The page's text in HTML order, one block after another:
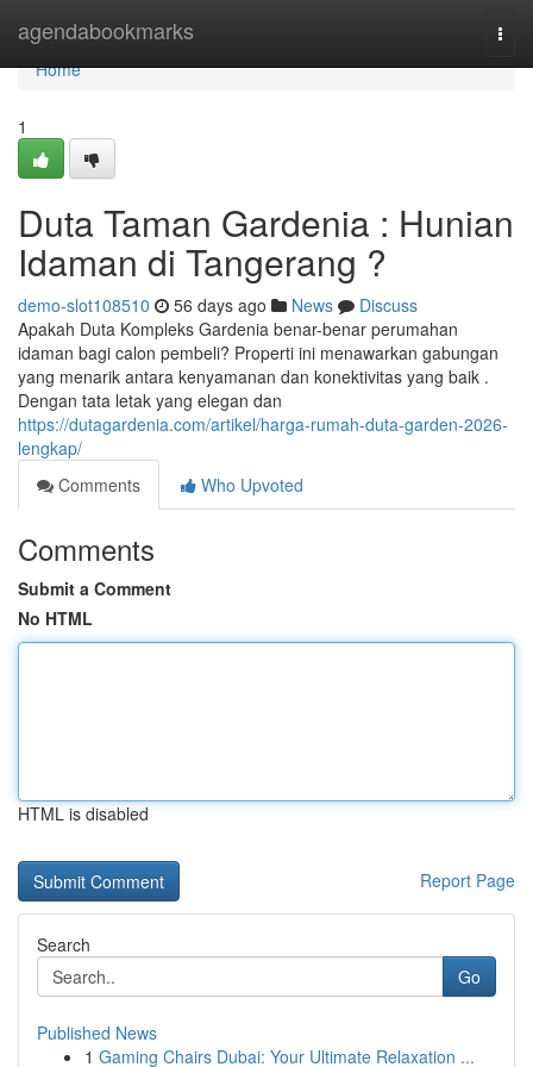
agendabookmarks
Home
Home
1
Duta Taman Gardenia : Hunian
Idaman di Tangerang ?
demo-slot108510 56 days ago News
Discuss
Apakah Duta Kompleks Gardenia benar-benar perumahan
idaman bagi calon pembeli? Properti ini menawarkan gabungan
yang menarik antara kenyamanan dan konektivitas yang baik .
Dengan tata letak yang elegan dan
https://dutagardenia.com/artikel/harga-rumah-duta-garden-2026-
lengkap/
Comments
Who Upvoted
Comments
Submit a Comment
No HTML
HTML is disabled
Report Page
Search
Go
Published News
1 Gaming Chairs Dubai: Your Ultimate Relaxation ...